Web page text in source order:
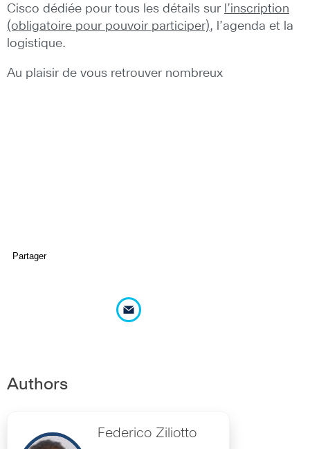
Cisco dédiée pour tous les détails sur l’inscription
(obligatoire pour pouvoir participer), l’agenda et la
logistique.
Au plaisir de vous retrouver nombreux
Partager
Authors
Federico Ziliotto